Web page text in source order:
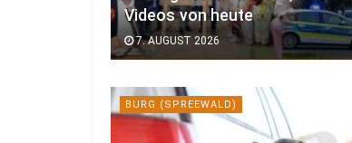
Videos von heute
7. AUGUST 2026
BURG (SPREEWALD)